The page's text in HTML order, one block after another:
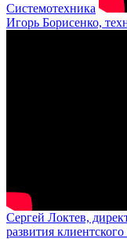
Системотехника
Игорь Борисенко,
Сергей Локтев,
развития